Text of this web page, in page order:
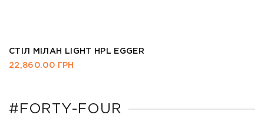
СТІЛ МІЛАН LIGHT HPL EGGER
22,860.00 ГРН
#FORTY-FOUR